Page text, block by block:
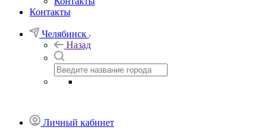
Контакты
Челябинск
Назад
Личный кабинет